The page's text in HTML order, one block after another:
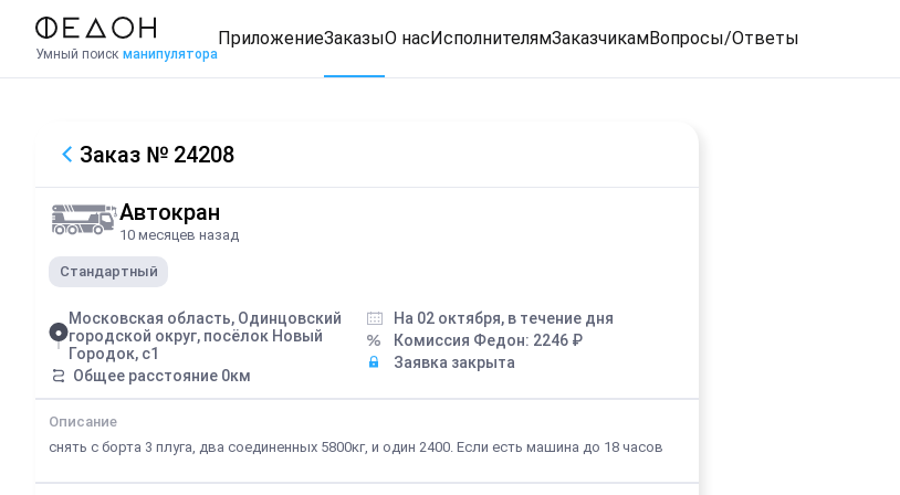
Умный поиск манипулятора
ПриложениеЗаказыО насИсполнителямЗаказчикамВопросы/Ответы
Заказ № 24208
Автокран
10 месяцев назад
Стандартный
Московская область, Одинцовский
городской округ, посёлок Новый
Городок, с1
Общее расстояние 0км
На 02 октября, в течение дня
Комиссия Федон: 2246 ₽
Заявка закрыта
Описание
снять с борта 3 плуга, два соединенных 5800кг, и один 2400. Если есть машина до 18 часов